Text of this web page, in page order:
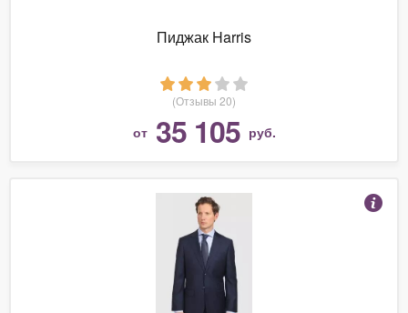
Пиджак Harris
(Отзывы 20)
от 35 105 руб.